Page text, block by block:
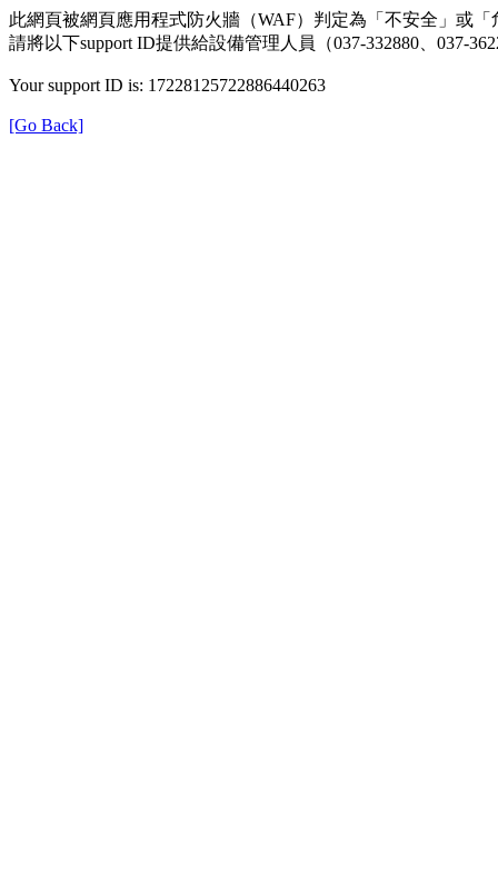
此網頁被網頁應用程式防火牆（WAF）判定為「不安全」或「
請將以下support ID提供給設備管理人員（037-332880、037-
Your support ID is: 17228125722886440263
[Go Back]